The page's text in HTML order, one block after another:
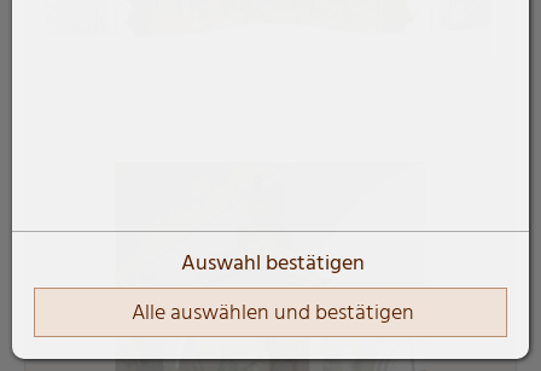
Auswahl bestätigen
Alle auswählen und bestätigen